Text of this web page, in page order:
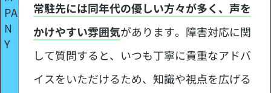
常駐先には同年代の優しい方々が多く、声を
かけやすい雰囲気があります。障害対応に関
して質問すると、いつも丁寧に貴重なアドバ
イスをいただけるため、知識や視点を広げる